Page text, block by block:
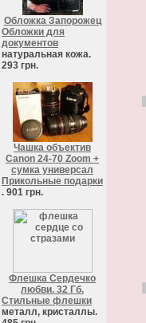
Обложка Запорожец
Обложки для
документов
натуральная кожа.
293 грн.
Чашка объектив
Canon 24-70 Zoom +
сумка универсал
Прикольные подарки
. 901 грн.
Флешка Сердечко
любви. 32 Гб.
Стильные флешки
металл, кристаллы.